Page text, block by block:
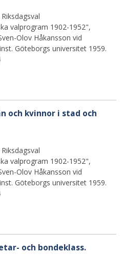
valprogram 1902-1952",
Olov Håkansson vid
Göteborgs universitet 1959.
och kvinnor i stad och
valprogram 1902-1952",
Olov Håkansson vid
Göteborgs universitet 1959.
och bondeklass.